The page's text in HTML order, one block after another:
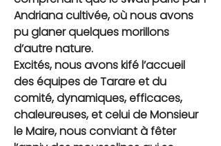
Andriana cultivée, où nous avons
pu glaner quelques morillons
d’autre nature.
Excités, nous avons kifé l’accueil
des équipes de Tarare et du
comité, dynamiques, efficaces,
chaleureuses, et celui de Monsieur
le Maire, nous conviant à fêter